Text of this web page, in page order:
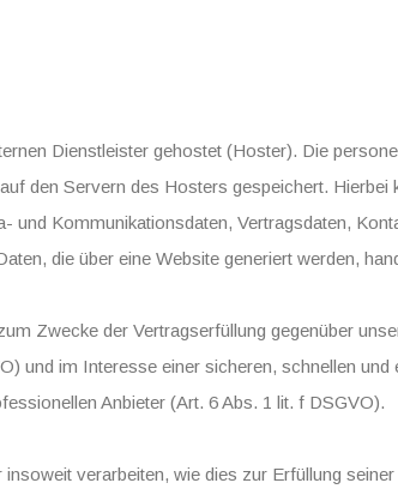
Dienstleister gehostet (Hoster). Die
den Servern des Hosters gespeichert. Hierbei
und Kommunikationsdaten, Vertragsdaten,
die über eine Website generiert werden,
Zwecke der Vertragserfüllung gegenüber
und im Interesse einer sicheren, schnellen
Anbieter (Art. 6 Abs. 1 lit. f DSGVO).
verarbeiten, wie dies zur Erfüllung